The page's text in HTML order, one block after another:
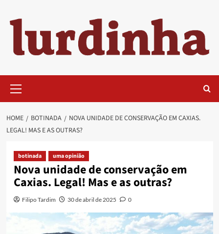
content
Menu
HOME BOTINADA
NOVA UNIDADE DE CONSERVAÇÃO EM CAXIAS.
LEGAL! MAS E AS OUTRAS?
botinada uma opinião
Nova unidade de conservação em
Caxias. Legal! Mas e as outras?
Filipo Tardim 30 de abril de 2025 0